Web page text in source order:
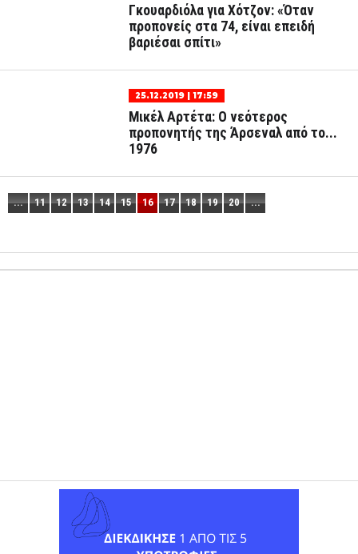
Γκουαρδιόλα για Χότζον: «Όταν
προπονείς στα 74, είναι επειδή
βαριέσαι σπίτι»
25.12.2019 | 17:59
Μικέλ Αρτέτα: Ο νεότερος
προπονητής της Άρσεναλ από το...
1976
... 11 12 13 14 15 16 17 18 19 20 ...